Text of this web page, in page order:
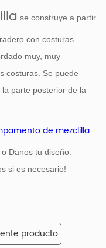
se construye a partir
con costuras
muy, muy
costuras. Se puede
parte posterior de la
de mezclilla
Danos tu diseño.
si es necesario!
producto